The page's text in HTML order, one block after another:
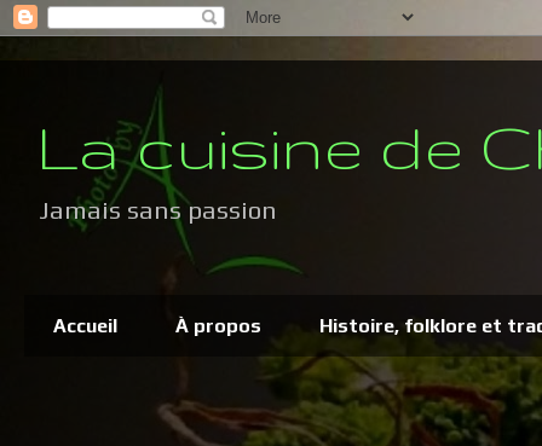
La cuisine de
Jamais sans passion
Accueil À propos Histoire, folklore et